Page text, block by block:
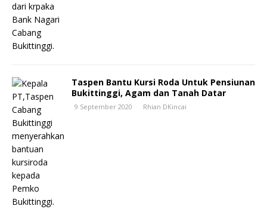
Taspen Bantu Kursi Roda Untuk Pensiunan
Bukittinggi, Agam dan Tanah Datar
9 September 2020 Rhian DKincai